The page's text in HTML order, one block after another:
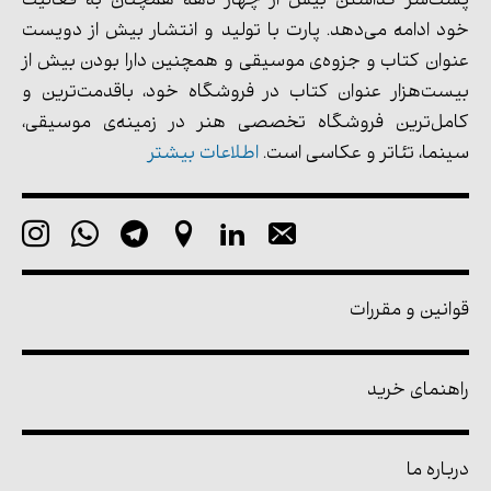
خود ادامه می‌دهد. پارت با تولید و انتشار بیش از دویست
عنوان کتاب و جزوه‌ی موسیقی و همچنین دارا بودن بیش از
بیست‌هزار عنوان کتاب در فروشگاه خود، باقدمت‌ترین و
کامل‌ترین فروشگاه تخصصی هنر در زمینه‌ی موسیقی،
سینما، تئاتر و عکاسی است. اطلاعات بیشتر
قوانین و مقررات
راهنمای خرید
درباره ما